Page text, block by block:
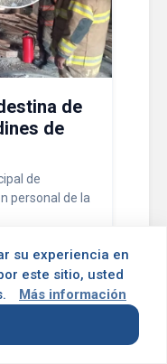
de
de
de
personal de la
su experiencia en
este sitio, usted
Más información